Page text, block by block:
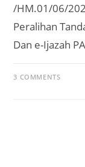
/HM.01/06/
Peralihan
Dan e-Ijazah
3 COMMENTS